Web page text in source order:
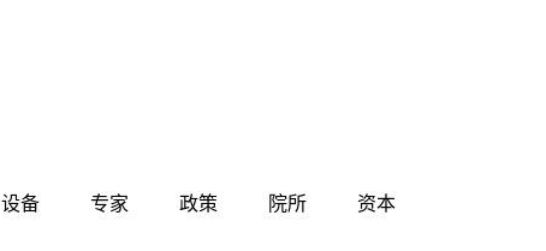
设备 专家 政策 院所 资本